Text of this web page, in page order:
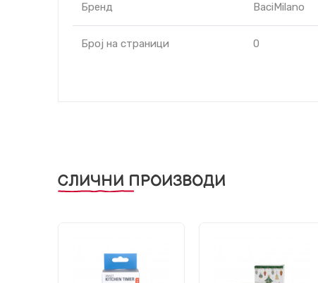
Бренд BaciMilano
Број на страници 0
СЛИЧНИ ПРОИЗВОДИ